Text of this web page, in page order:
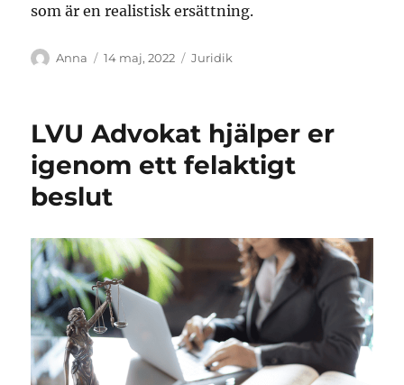
som är en realistisk ersättning.
Författare
Anna
Publicerat
14 maj, 2022 Kategorier
Juridik
LVU Advokat hjälper er
igenom ett felaktigt
beslut